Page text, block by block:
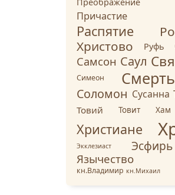
Причастие
Распятие
Христово
Руфь
Самсон Саул
Симеон Смерть
Соломон Сусанна
Товий Товит Хам
Христиане
Экклезиаст Эсфирь
Язычество
кн.Владимир кн.Михаил